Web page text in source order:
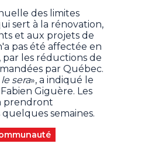
des limites
sert à la rénovation,
et aux projets de
pas été affectée en
les réductions de
par Québec.
sera», a indiqué le
Giguère. Les
prendront
semaines.